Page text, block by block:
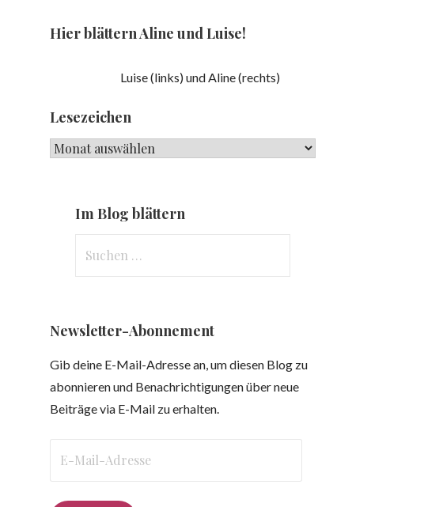
Hier blättern Aline und Luise!
Luise (links) und Aline (rechts)
Lesezeichen
Lesezeichen
Im Blog blättern
nach:
Newsletter-Abonnement
Gib deine E-Mail-Adresse an, um diesen Blog zu
abonnieren und Benachrichtigungen über neue
Beiträge via E-Mail zu erhalten.
Mail-